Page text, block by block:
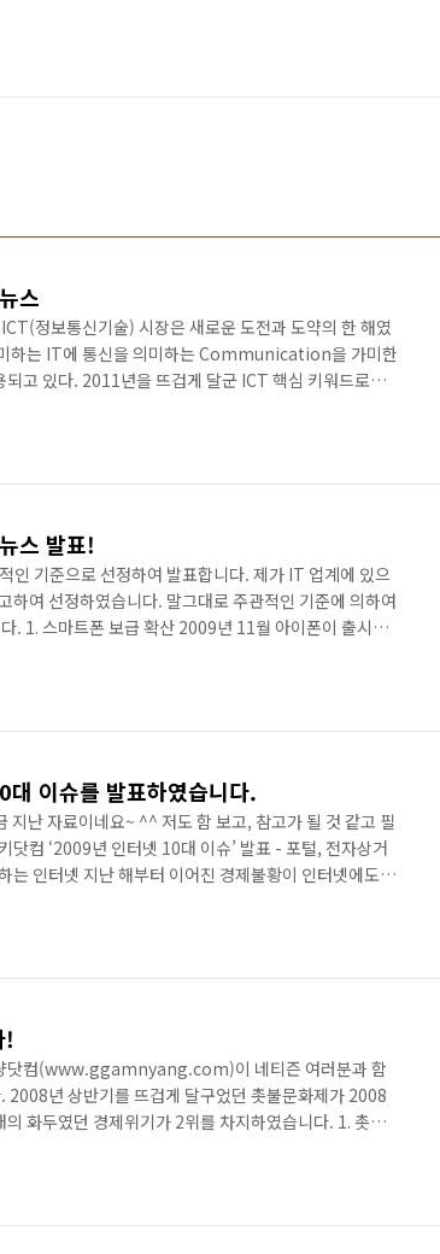
스
정보통신기술) 시장은 새로운 도전과 도약의 한 해였
하는 IT에 통신을 의미하는 Communication을 가미한
고 있다. 2011년을 뜨겁게 달군 ICT 핵심 키워드로는
해 보았다. '깜냥이 뽑은 2011년 ICT 10대 뉴스'는 블로
애플의 창업자이자, 바닥을 모르..
스 발표!
기준으로 선정하여 발표합니다. 제가 IT 업계에 있으
하여 선정하였습니다. 말그대로 주관적인 기준에 의하여
. 1. 스마트폰 보급 확산 2009년 11월 아이폰이 출시되
이 된 것이다. 스마트폰 사용자가 늘어나면서 관련 산
다. 소셜미디어 관련하여 수많은 세미나가 개최되고 있
이슈를 발표하였습니다.
난 자료이네요~ ^^ 저도 함 보고, 참고가 될 것 같고 필
닷컴 ‘2009년 인터넷 10대 이슈’ 발표 - 포털, 전자상거
는 인터넷 지난 해부터 이어진 경제불황이 인터넷에도 짙
이슈가 온라인에 실시간으로 반영되었으며, 주요 업체
”를 선정하여 올 한해 인터넷 업계에 어떤 일들이 있..
!
컴(www.ggamnyang.com)이 네티즌 여러분과 함
년 상반기를 뜨겁게 달구었던 촛불문화제가 2008
화두였던 경제위기가 2위를 차지하였습니다. 1. 촛불
다. 하지만 현재 마트를 중심으로 미국산쇠고기 판매
서 출발한 금융위기와 경제위기가 대한민국을 덮쳤습